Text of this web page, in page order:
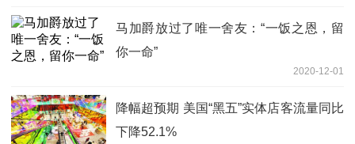
马加爵放过了唯一舍友：“一饭之恩，留
你一命”
2020-12-01
降幅超预期 美国“黑五”实体店客流量同比
下降52.1%